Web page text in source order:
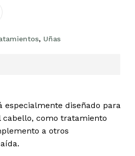
, Uñas
especialmente diseñado para
como tratamiento
a otros